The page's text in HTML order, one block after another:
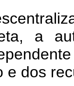
a
e dos